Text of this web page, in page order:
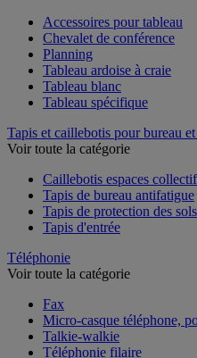
Accessoires pour tableau
Chevalet de conférence
Planning
Tableau ardoise à craie
Tableau blanc
Tableau spécifique
Tapis et caillebotis pour bureau
Voir toute la catégorie
Caillebotis espaces
Tapis de bureau antifatigue
Tapis de protection des sols
Tapis d'entrée
Téléphonie
Voir toute la catégorie
Fax
Micro-casque téléphone,
Talkie-walkie
Téléphonie filaire